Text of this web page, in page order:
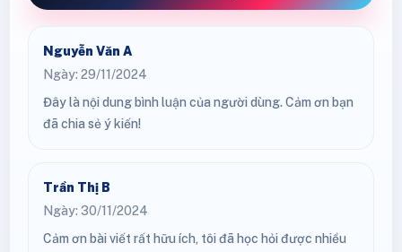
Nguyễn Văn A
Ngày: 29/11/2024
Đây là nội dung bình luận của người dùng. Cảm ơn bạn
đã chia sẻ ý kiến!
Trần Thị B
Ngày: 30/11/2024
Cảm ơn bài viết rất hữu ích, tôi đã học hỏi được nhiều